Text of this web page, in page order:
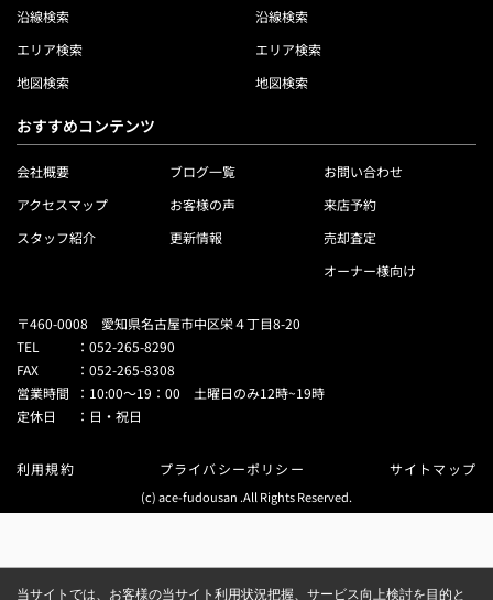
沿線検索
エリア検索
地図検索
沿線検索
エリア検索
地図検索
おすすめコンテンツ
会社概要
アクセスマップ
スタッフ紹介
ブログ一覧
お客様の声
更新情報
お問い合わせ
来店予約
売却査定
オーナー様向け
〒460-0008 愛知県名古屋市中区栄４丁目8-20
TEL
： 052-265-8290
FAX
： 052-265-8308
営業時間
： 10:00～19：00 土曜日のみ12時~19時
定休日
： 日・祝日
利用規約 プライバシーポリシー サイトマップ
(c) ace-fudousan .All Rights Reserved.
当サイトでは、お客様の当サイト利用状況把握、サービス向上検討を目的と